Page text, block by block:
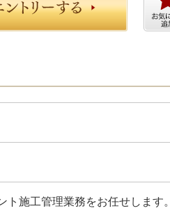
ト施工管理業務をお任せします。